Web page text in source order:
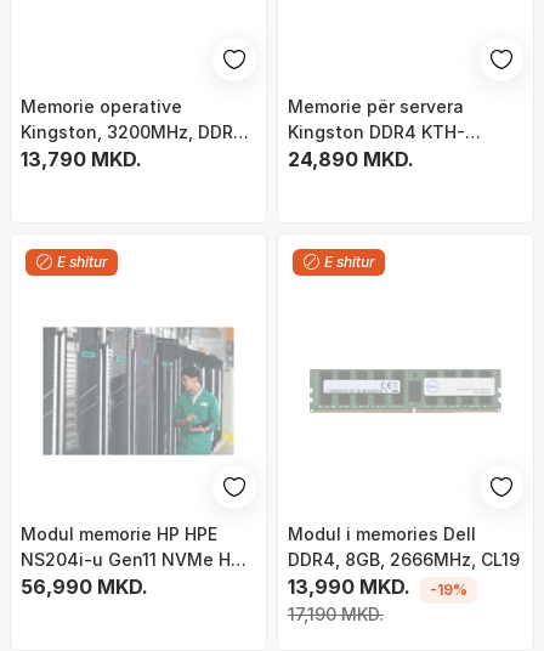
Memorie operative
Kingston, 3200MHz, DDR4,
32GB
13,790 MKD.
Memorie për servera
Kingston DDR4 KTH-
PL432/64G, 64 GB, 3200
24,890 MKD.
E shitur
Modul memorie HP HPE
NS204i-u Gen11 NVMe Hot
Plug Boot Optimized
56,990 MKD.
E shitur
Modul i memories Dell
DDR4, 8GB, 2666MHz, CL19
13,990 MKD.
17,190 MKD.
-19%